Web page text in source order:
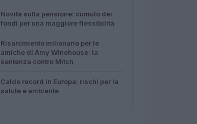
Novità sulla pensione: cumulo dei
fondi per una maggiore flessibilità
Risarcimento milionario per le
amiche di Amy Winehouse: la
sentenza contro Mitch
Caldo record in Europa: rischi per la
salute e ambiente